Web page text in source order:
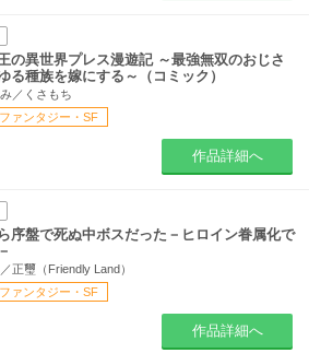
の異世界プレス漫遊記 ～最強無双のおじさ
る種族を嫁にする～（コミック）
／くさもち
ファンタジー・SF
作品詳細へ
序盤で死ぬ中ボスだった－ヒロイン眷属化で
正璽（Friendly Land）
ファンタジー・SF
作品詳細へ